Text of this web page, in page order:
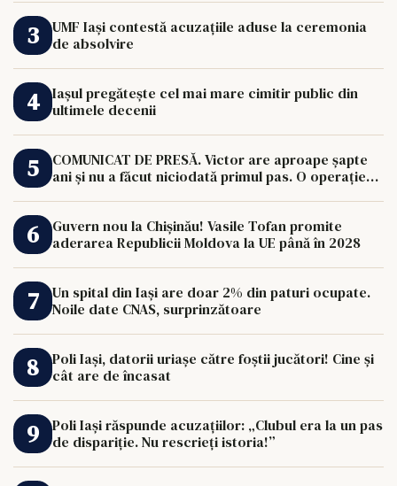
UMF Iași contestă acuzațiile aduse la ceremonia
de absolvire
Iașul pregătește cel mai mare cimitir public din
ultimele decenii
COMUNICAT DE PRESĂ. Victor are aproape șapte
ani și nu a făcut niciodată primul pas. O operație
Guvern nou la Chișinău! Vasile Tofan promite
aderarea Republicii Moldova la UE până în 2028
Un spital din Iași are doar 2% din paturi ocupate.
Noile date CNAS, surprinzătoare
Poli Iași, datorii uriașe către foștii jucători! Cine și
cât are de încasat
Poli Iași răspunde acuzațiilor: „Clubul era la un pas
de dispariție. Nu rescrieți istoria!”